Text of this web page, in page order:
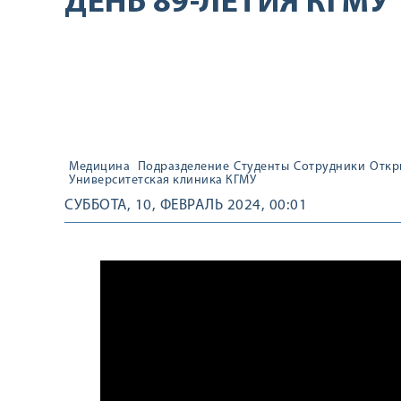
Медицина Подразделение Студенты Сотрудники
Университетская клиника КГМУ
СУББОТА, 10, ФЕВРАЛЬ 2024, 00:01